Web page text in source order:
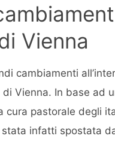
Vienna
cambiamenti
Vienna. In base ad
cura pastorale degli
infatti spostata